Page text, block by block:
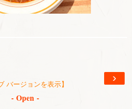
›
バージョンを表示】
- Open -